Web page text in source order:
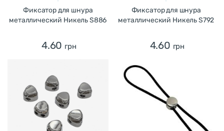
Фиксатор для шнура
металлический Никель S886
4.60 грн
Фиксатор для шнура
металлический Никель S792
4.60 грн